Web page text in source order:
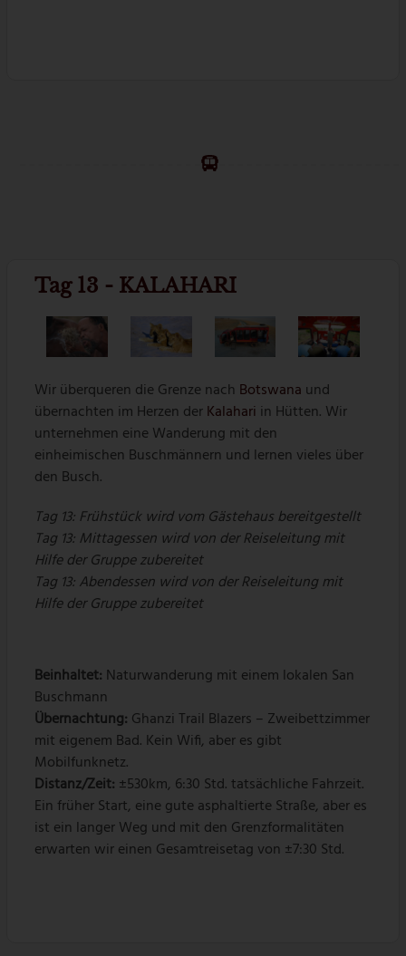
Tag 13 - KALAHARI
Wir überqueren die Grenze nach Botswana und
übernachten im Herzen derKalahari in Hütten. Wir
unternehmen eine Wanderung mit den
einheimischen Buschmännern und lernen vieles über
den Busch.
Tag 13: Frühstück wird vom Gästehaus bereitgestellt
Tag 13: Mittagessen wird von der Reiseleitung mit
Hilfe der Gruppe zubereitet
Tag 13: Abendessen wird von der Reiseleitung mit
Hilfe der Gruppe zubereitet
Beinhaltet: Naturwanderung mit einem lokalen San
Buschmann
Übernachtung: Ghanzi Trail Blazers – Zweibettzimmer
mit eigenem Bad. Kein Wifi, aber es gibt
Mobilfunknetz.
Distanz/Zeit: ±530km, 6:30 Std. tatsächliche Fahrzeit.
Ein früher Start, eine gute asphaltierte Straße, aber es
ist ein langer Weg und mit den Grenzformalitäten
erwarten wir einen Gesamtreisetag von ±7:30 Std.